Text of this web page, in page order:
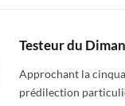
Testeur du
Approchant la
prédilection